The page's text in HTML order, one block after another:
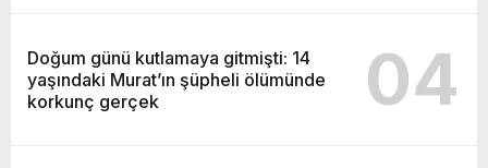
Doğum günü kutlamaya gitmişti: 14
yaşındaki Murat’ın şüpheli ölümünde
korkunç gerçek
04